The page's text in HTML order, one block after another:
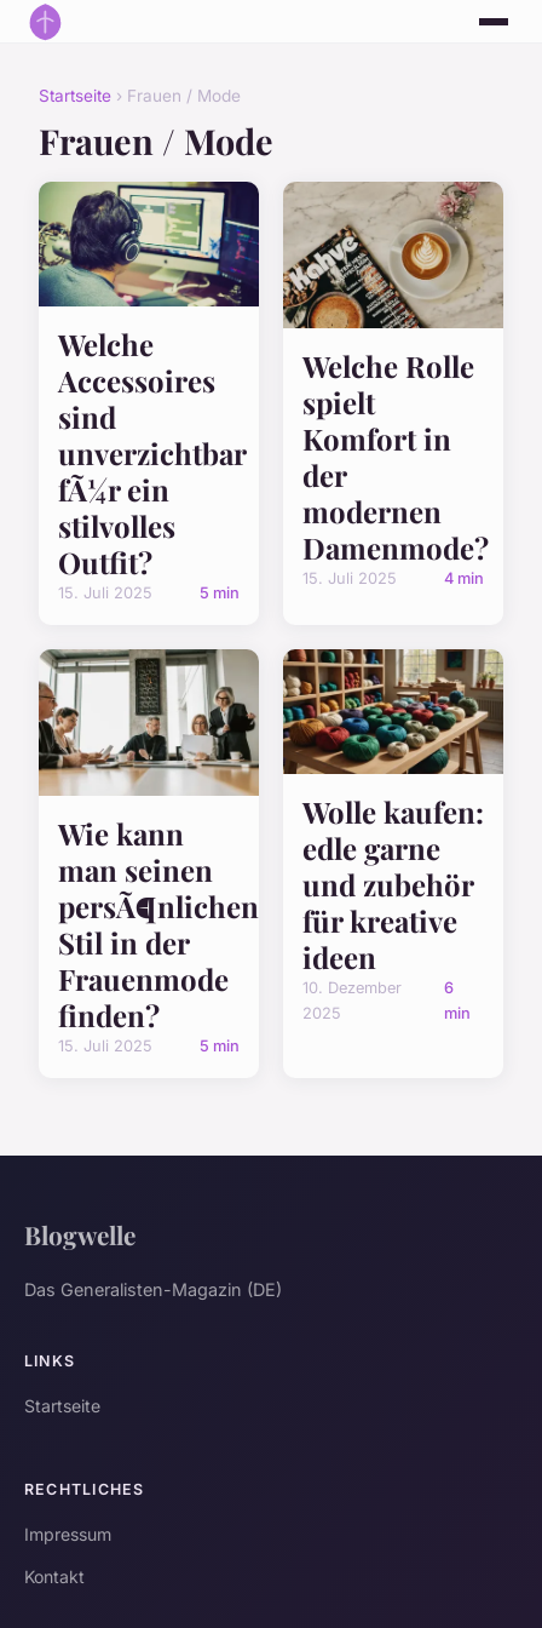
Startseite › Frauen / Mode
Frauen / Mode
Welche
Accessoires
sind
unverzichtbar
fÃ¼r ein
stilvolles
Outfit?
15. Juli 2025 5 min
Welche Rolle
spielt
Komfort in
der
modernen
Damenmode?
15. Juli 2025 4 min
Wie kann
man seinen
persÃ¶nlichen
Stil in der
Frauenmode
finden?
15. Juli 2025 5 min
Wolle kaufen:
edle garne
und zubehör
für kreative
ideen
10. Dezember
2025
6
min
Blogwelle
Das Generalisten-Magazin (DE)
LINKS
Startseite
RECHTLICHES
Impressum
Kontakt